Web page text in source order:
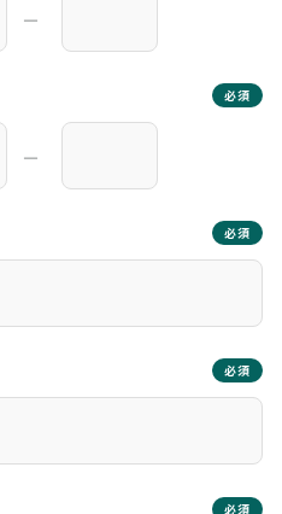
―
必須
―
必須
必須
必須